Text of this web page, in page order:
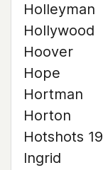
Holleyman
Hollywood
Hoover
Hope
Hortman
Horton
Hotshots 19
Ingrid